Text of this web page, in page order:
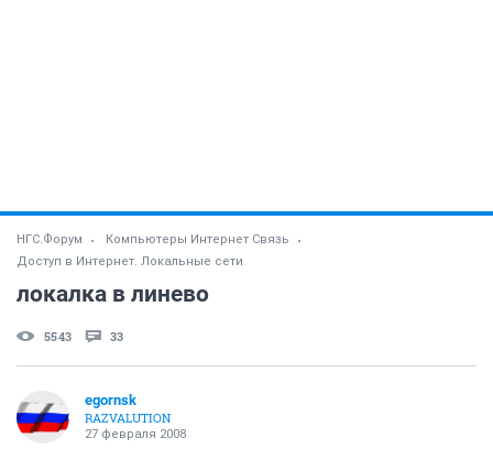
НГС.Форум
Компьютеры Интернет Связь
Доступ в Интернет. Локальные сети
локалка в линево
5543 33
egornsk
RAZVALUTION
27 февраля 2008